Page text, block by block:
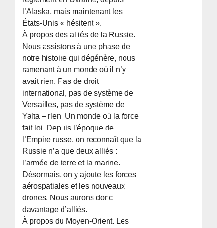
l’Alaska, mais maintenant les
États-Unis « hésitent ».
À propos des alliés de la Russie.
Nous assistons à une phase de
notre histoire qui dégénère, nous
ramenant à un monde où il n’y
avait rien. Pas de droit
international, pas de système de
Versailles, pas de système de
Yalta – rien. Un monde où la force
fait loi. Depuis l’époque de
l’Empire russe, on reconnaît que la
Russie n’a que deux alliés :
l’armée de terre et la marine.
Désormais, on y ajoute les forces
aérospatiales et les nouveaux
drones. Nous aurons donc
davantage d’alliés.
À propos du Moyen-Orient. Les